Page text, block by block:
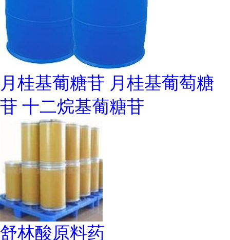
月桂基葡糖苷 月桂基葡萄糖
苷 十二烷基葡糖苷
舒林酸原料药